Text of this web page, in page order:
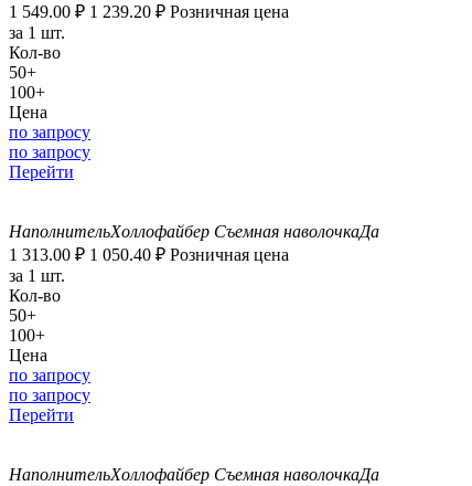
1 549.00 ₽ 1 239.20 ₽ Розничная цена
за 1 шт.
Кол-во
50+
100+
Цена
по запросу
по запросу
Перейти
НаполнительХоллофайбер Съемная наволочкаДа
1 313.00 ₽ 1 050.40 ₽ Розничная цена
за 1 шт.
Кол-во
50+
100+
Цена
по запросу
по запросу
Перейти
НаполнительХоллофайбер Съемная наволочкаДа